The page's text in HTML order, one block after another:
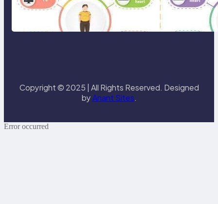
Gaya Hidup Sehat 2025: Antara
Tren, Teknologi, dan Kesadaran
Diri
Copyright © 2025 | All Rights Reserved. Designed
byAnant Sites.
Error occurred